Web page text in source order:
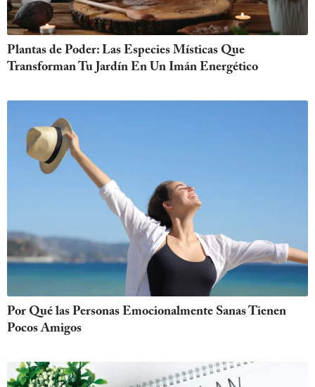
Plantas de Poder: Las Especies Místicas Que
Transforman Tu Jardín En Un Imán Energético
Por Qué las Personas Emocionalmente Sanas Tienen
Pocos Amigos